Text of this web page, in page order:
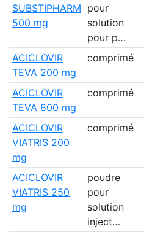
SUBSTIPHARM
500 mg
pour
solution
pour p…
ACICLOVIR
TEVA 200 mg
comprimé
ACICLOVIR
TEVA 800 mg
comprimé
ACICLOVIR
VIATRIS 200
mg
comprimé
ACICLOVIR
VIATRIS 250
mg
poudre
pour
solution
inject…